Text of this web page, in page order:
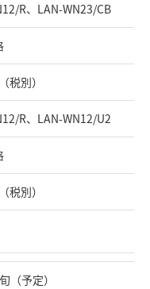
R、LAN-WN23/CB
税別）
R、LAN-WN12/U2
税別）
（予定）